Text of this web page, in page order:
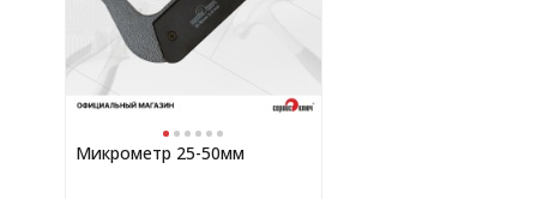
Микрометр 25-50мм